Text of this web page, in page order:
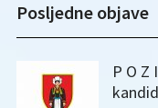
Posljedne objave
P O Z